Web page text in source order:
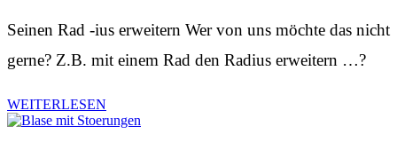
Seinen Rad -ius erweitern Wer von uns möchte das nicht
gerne? Z.B. mit einem Rad den Radius erweitern …?
WEITERLESEN